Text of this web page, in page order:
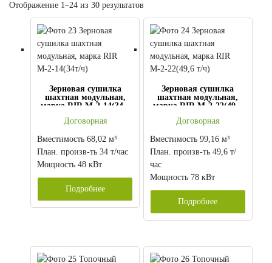
Отображение 1–24 из 30 результатов
Зерновая сушилка
шахтная модульная,
марка RIR М-2-14(34т/
Договорная
Вместимость 68,02 м³
План. произв-ть 34 т/час
Мощность 48 кВт
Подробнее
Зерновая сушилка
шахтная модульная,
марка RIR М-2-22(49,6
Договорная
Вместимость 99,16 м³
План. произв-ть 49,6 т/
час
Мощность 78 кВт
Подробнее